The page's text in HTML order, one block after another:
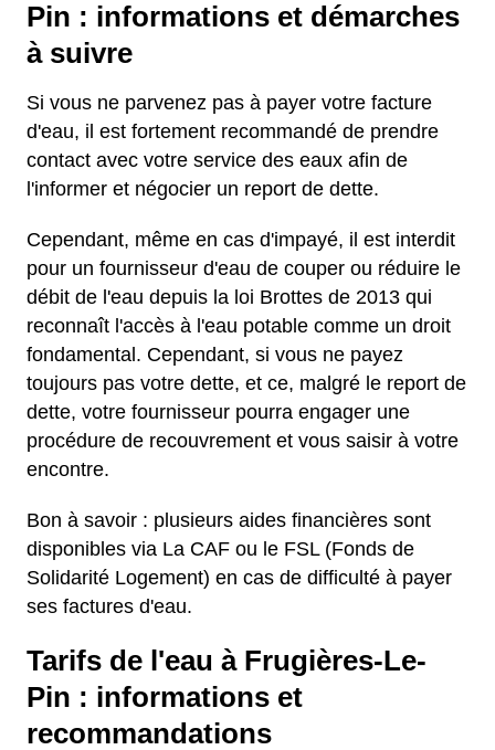
Pin : informations et démarches
à suivre
Si vous ne parvenez pas à payer votre facture
d'eau, il est fortement recommandé de prendre
contact avec votre service des eaux afin de
l'informer et négocier un report de dette.
Cependant, même en cas d'impayé, il est interdit
pour un fournisseur d'eau de couper ou réduire le
débit de l'eau depuis la loi Brottes de 2013 qui
reconnaît l'accès à l'eau potable comme un droit
fondamental. Cependant, si vous ne payez
toujours pas votre dette, et ce, malgré le report de
dette, votre fournisseur pourra engager une
procédure de recouvrement et vous saisir à votre
encontre.
Bon à savoir : plusieurs aides financières sont
disponibles via La CAF ou le FSL (Fonds de
Solidarité Logement) en cas de difficulté à payer
ses factures d'eau.
Tarifs de l'eau à Frugières-Le-
Pin : informations et
recommandations